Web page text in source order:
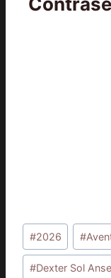
Etiquetas
de
la
#2026 #
#Dexter Sol